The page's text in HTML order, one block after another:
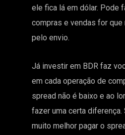
ele fica lá em dólar. Pode
compras e vendas for que
pelo envio.
Já investir em BDR faz
em cada operação de
spread não é baixo e ao
fazer uma certa diferença.
muito melhor pagar o